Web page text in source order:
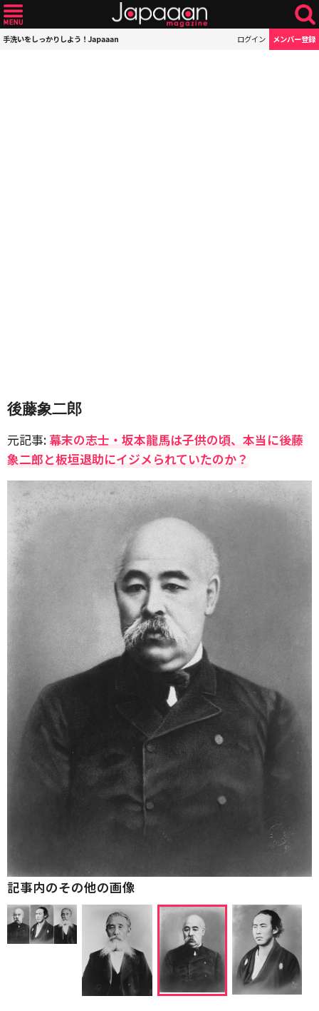
手洗いをしっかりしよう！Japaaan ログイン メンバー登録
後藤象二郎
元記事: 幕末の志士・坂本龍馬は子供の頃、本当に後藤
象二郎と板垣退助にイジメられていたのか？
記事内のその他の画像